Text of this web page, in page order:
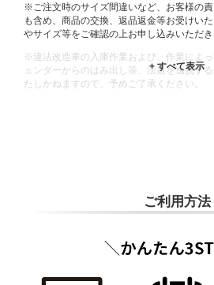
※ご注文時のサイズ間違いなど、お客様の
も含め、商品の交換、返品返金等お受けい
やサイズ等をご確認の上お申し込みいただき
※違法改造車の入庫作業および、作業によ
ェンダーからのはみ出し等、法規を逸脱す
たしかねますので、予めご了承ください。
ご利用方法